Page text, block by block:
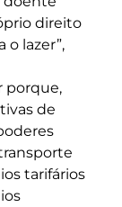
direito
o lazer”,
porque,
de
tarifários